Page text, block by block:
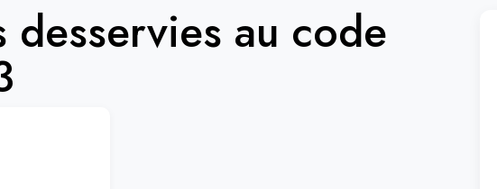
desservies au code